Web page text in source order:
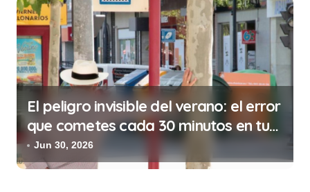
r
a
d
a
s El peligro invisible del verano: el error
que cometes cada 30 minutos en tu
trabajo (y la ilegalidad que te puede
costar la vida)
Jun 30, 2026